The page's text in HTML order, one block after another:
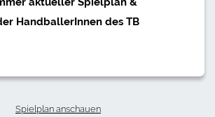
HandballerInnen des TB
Spielplan anschauen